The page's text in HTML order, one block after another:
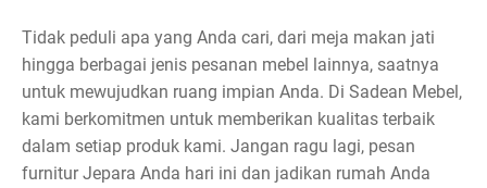
Tidak peduli apa yang Anda cari, dari meja makan jati
hingga berbagai jenis pesanan mebel lainnya, saatnya
untuk mewujudkan ruang impian Anda. Di Sadean Mebel,
kami berkomitmen untuk memberikan kualitas terbaik
dalam setiap produk kami. Jangan ragu lagi, pesan
furnitur Jepara Anda hari ini dan jadikan rumah Anda